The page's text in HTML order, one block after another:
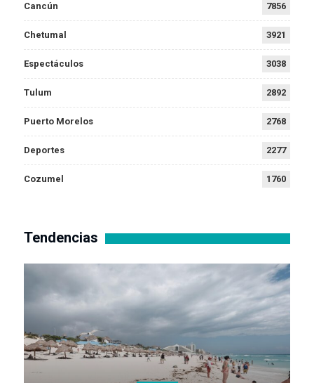
Cancún 7856
Chetumal 3921
Espectáculos 3038
Tulum 2892
Puerto Morelos 2768
Deportes 2277
Cozumel 1760
Tendencias